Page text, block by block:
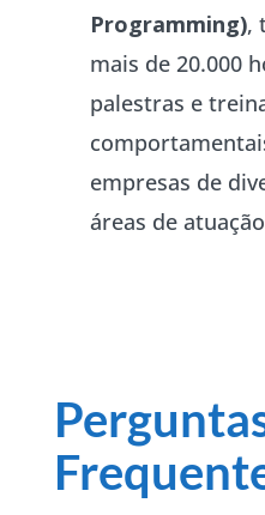
Programming),
mais de 20.000
palestras e
empresas de
áreas de